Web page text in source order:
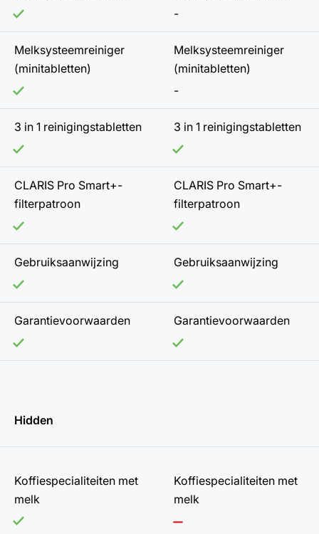
-
Melksysteemreiniger
(minitabletten)
Melksysteemreiniger
(minitabletten)
-
3 in 1 reinigingstabletten 3 in 1 reinigingstabletten
CLARIS Pro Smart+-
filterpatroon
CLARIS Pro Smart+-
filterpatroon
Gebruiksaanwijzing Gebruiksaanwijzing
Garantievoorwaarden Garantievoorwaarden
Hidden
Koffiespecialiteiten met
melk
Koffiespecialiteiten met
melk